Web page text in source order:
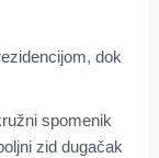
dok
spomenik
zid dugačak